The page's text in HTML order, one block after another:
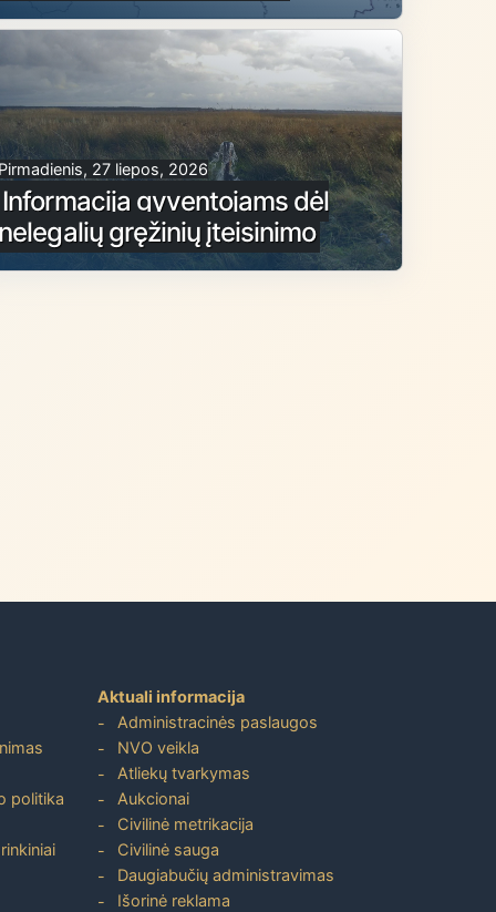
Pirmadienis, 27 liepos, 2026
Informacija gyventojams dėl
nelegalių gręžinių įteisinimo
politika
Aktuali informacija
Administracinės paslaugos
NVO veikla
Atliekų tvarkymas
Aukcionai
Civilinė metrikacija
Civilinė sauga
Daugiabučių administravimas
Išorinė reklama